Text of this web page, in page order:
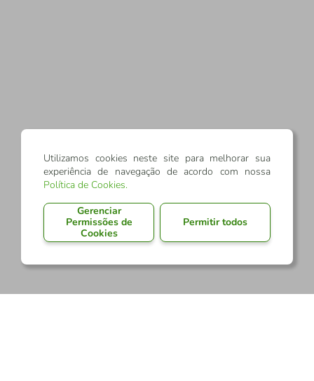
Utilizamos cookies neste site para melhorar sua
experiência de navegação de acordo com nossa
Política de Cookies.
Gerenciar
Permissões de
Cookies
Permitir todos